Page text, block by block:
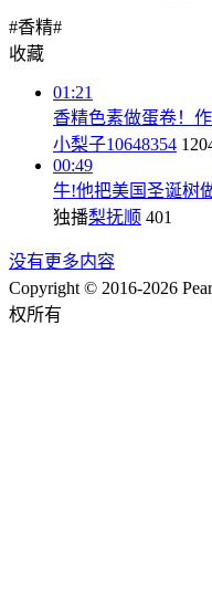
#香精#
收藏
01:21
香精色素做蛋卷！
小梨子10648354
00:49
牛!他把美国圣诞树
独播梨抚顺 401
没有更多内容
Copyright © 2016-2026
权所有